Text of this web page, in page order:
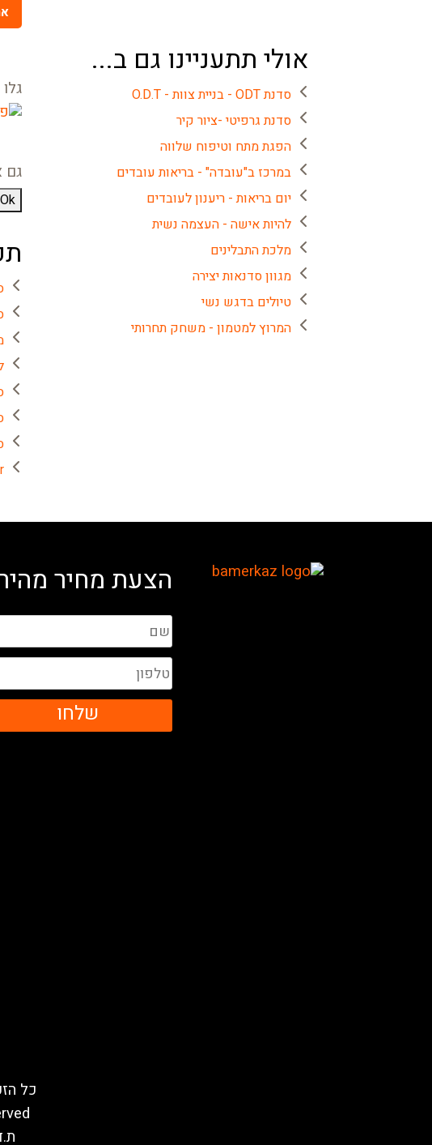
אולי תתעניינו גם ב...
סדנת ODT - בניית צוות - O.D.T
סדנת גרפיטי -ציור קיר
הפגת מתח וטיפוח שלווה
במרכז ב"עובדה" - בריאות עובדים
יום בריאות - ריענון לעובדים
להיות אישה - העצמה נשית
מלכת התבלינים
מגוון סדנאות יצירה
טיולים בדגש נשי
המרוץ למטמון - משחק תחרותי
גם
Ok
הצעת מחיר
שלחו
כל הזכויות
ת.ד 1306 גבעת